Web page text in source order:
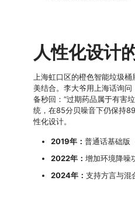
人性化设计
上海虹口区的橙色智能垃圾
美结合。李大爷用上海话询问
备秒回：“过期药品属于有害
统，在85分贝噪音下仍保持
性化设计。
2019年： 普通话基础版
2022年： 增加环境降噪
2024年： 支持方言与混